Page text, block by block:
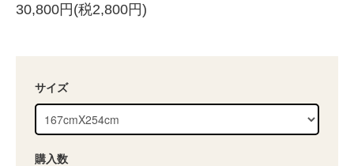
30,800円(税2,800円)
サイズ
購入数